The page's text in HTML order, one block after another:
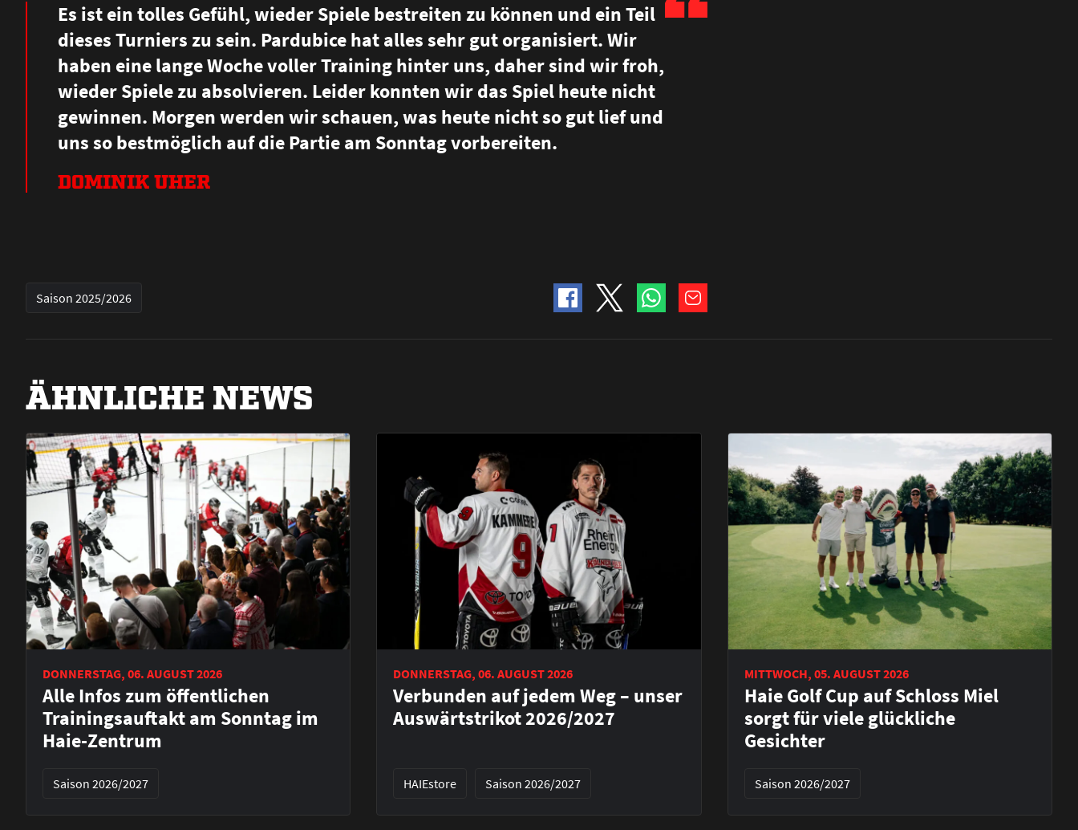
Es ist ein tolles Gefühl, wieder Spiele bestreiten zu können und ein Teil
dieses Turniers zu sein. Pardubice hat alles sehr gut organisiert. Wir
haben eine lange Woche voller Training hinter uns, daher sind wir froh,
wieder Spiele zu absolvieren. Leider konnten wir das Spiel heute nicht
gewinnen. Morgen werden wir schauen, was heute nicht so gut lief und
uns so bestmöglich auf die Partie am Sonntag vorbereiten.
DOMINIK UHER
Saison 2025/2026
ÄHNLICHE NEWS
DONNERSTAG, 06. AUGUST 2026
Alle Infos zum öffentlichen
Trainingsauftakt am Sonntag im
Haie-Zentrum
Saison 2026/2027
DONNERSTAG, 06. AUGUST 2026
Verbunden auf jedem Weg – unser
Auswärtstrikot 2026/2027
HAIEstore Saison 2026/2027
MITTWOCH, 05. AUGUST 2026
Haie Golf Cup auf Schloss Miel
sorgt für viele glückliche
Gesichter
Saison 2026/2027